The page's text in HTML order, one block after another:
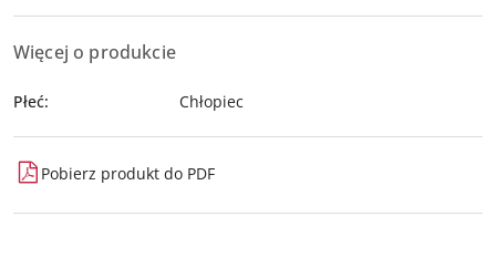
Więcej o produkcie
Płeć: Chłopiec
Pobierz produkt do PDF